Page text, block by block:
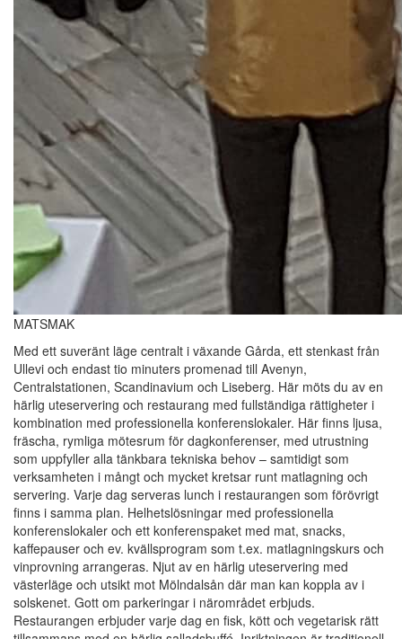
MATSMAK
Med ett suveränt läge centralt i växande Gårda, ett stenkast från
Ullevi och endast tio minuters promenad till Avenyn,
Centralstationen, Scandinavium och Liseberg. Här möts du av en
härlig uteservering och restaurang med fullständiga rättigheter i
kombination med professionella konferenslokaler. Här finns ljusa,
fräscha, rymliga mötesrum för dagkonferenser, med utrustning
som uppfyller alla tänkbara tekniska behov – samtidigt som
verksamheten i mångt och mycket kretsar runt matlagning och
servering. Varje dag serveras lunch i restaurangen som förövrigt
finns i samma plan. Helhetslösningar med professionella
konferenslokaler och ett konferenspaket med mat, snacks,
kaffepauser och ev. kvällsprogram som t.ex. matlagningskurs och
vinprovning arrangeras. Njut av en härlig uteservering med
västerläge och utsikt mot Mölndalsån där man kan koppla av i
solskenet. Gott om parkeringar i närområdet erbjuds.
Restaurangen erbjuder varje dag en fisk, kött och vegetarisk rätt